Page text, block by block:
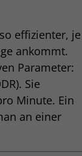
effizienter, je
ankommt.
Parameter:
Sie
Minute. Ein
an einer